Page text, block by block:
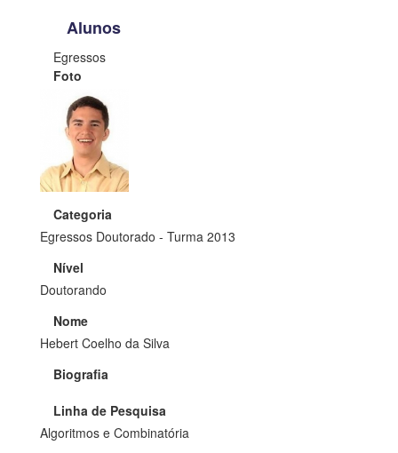
Alunos
Egressos
Foto
Categoria
Egressos Doutorado - Turma 2013
Nível
Doutorando
Nome
Hebert Coelho da Silva
Biografia
Linha de Pesquisa
Algoritmos e Combinatória